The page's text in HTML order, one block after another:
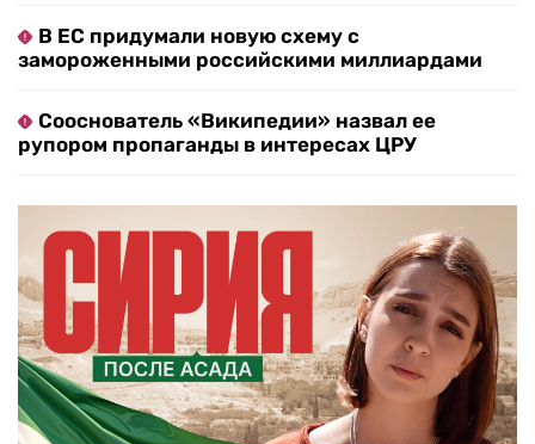
В ЕС придумали новую схему с
замороженными российскими миллиардами
Сооснователь «Википедии» назвал ее
рупором пропаганды в интересах ЦРУ